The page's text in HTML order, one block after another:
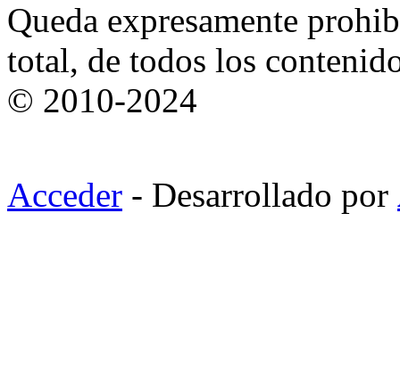
Queda expresamente
total, de todos los
© 2010-2024
Acceder - Desarrollado por